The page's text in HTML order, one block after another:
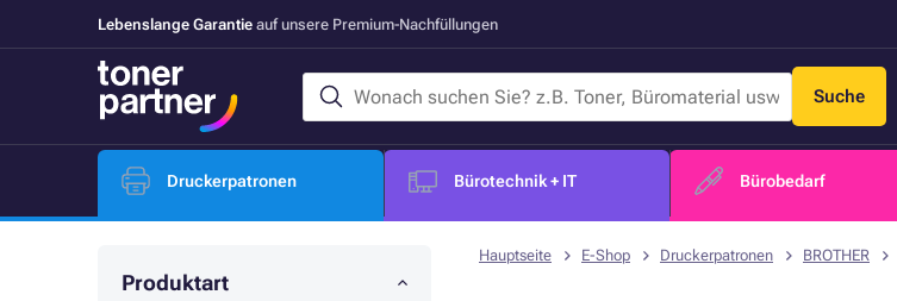
Lebenslange Garantie auf unsere Premium-Nachfüllungen
Suche
Druckerpatronen Bürotechnik + IT Bürobedarf
Produktart
Hauptseite E-Shop Druckerpatronen BROTHER